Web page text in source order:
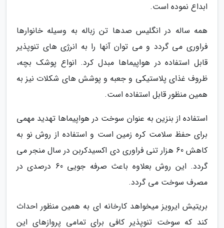
ابداع نموده است.
همه ساله در انگلیس صدها تن زباله به وسیله خانوارها
فراوری می گردد و می توان آنها را به انرژی های تنوپذیر
قابل استفاده در هواپیماها مبدل کرد. انواع پوشک بچه،
ظروف غذای پلاستیکی و جعبه و پوشش های شکلات نیز به
همین منظور قابل استفاده است.
استفاده از بنزین به عنوان سوخت در هواپیماها تهدید مهمی
برای حفظ سلامت کره زمین است و استفاده از روش نو به
کاهش 60 هزار تنی فراوری دی اکسیدکربن در سال منجر می
گردد. این روش بعلاوه باعث صرفه جویی 60 درصدی در
مصرف سوخت می گردد.
بریتیش ایرویز میخواهد کارخانه ای به همین منظور احداث
کند که سوخت تنوپذیر کافی برای تمامی پروازهای این